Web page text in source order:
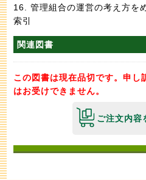
16. 管理組合の運営の考え方を
索引
関連図書
この図書は現在品切です。申し
はお受けできません。
ご注文内容